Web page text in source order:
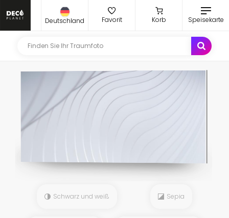
Deutschland Favorit Korb Speisekarte
Schwarz und weiß Sepia